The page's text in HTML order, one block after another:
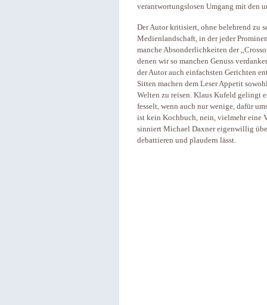
verantwortungslosen Umgang mit den
Der Autor kritisiert, ohne belehrend zu
Medienlandschaft, in der jeder
manche Absonderlichkeiten der
denen wir so manchen Genuss
der Autor auch einfachsten Gerichten
Sitten machen dem Leser Appetit
Welten zu reisen. Klaus Kufeld gelingt
fesselt, wenn auch nur wenige, dafür
ist kein Kochbuch, nein, vielmehr eine
sinniert Michael Daxner eigenwillig
debattieren und plaudern lässt.